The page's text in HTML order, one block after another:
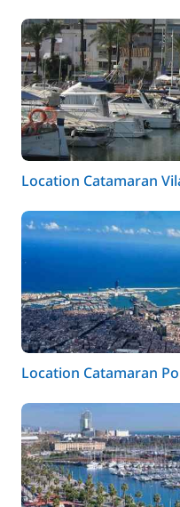
Location Catamaran
Location Catamaran